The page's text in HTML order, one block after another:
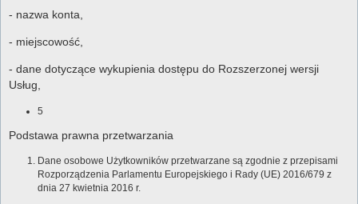
- nazwa konta,
- miejscowość,
- dane dotyczące wykupienia dostępu do Rozszerzonej wersji
Usług,
5
Podstawa prawna przetwarzania
Dane osobowe Użytkowników przetwarzane są zgodnie z przepisami
Rozporządzenia Parlamentu Europejskiego i Rady (UE) 2016/679 z
dnia 27 kwietnia 2016 r.